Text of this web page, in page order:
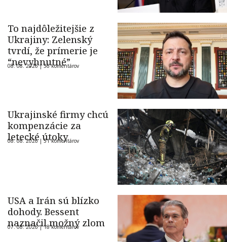
To najdôležitejšie z
Ukrajiny: Zelenský
tvrdí, že prímerie je
“nevyhnutné”
08. 08. 2026 |36 komentárov
Ukrajinské firmy chcú
kompenzácie za
letecké útoky
08. 08. 2026 |51 komentárov
USA a Irán sú blízko
dohody. Bessent
naznačil možný zlom
07. 08. 2026 |18 komentárov